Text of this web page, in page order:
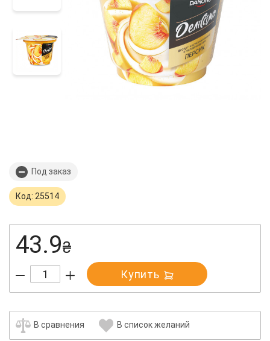
Под заказ
Код: 25514
43.9₴
Купить
В сравнения В список желаний